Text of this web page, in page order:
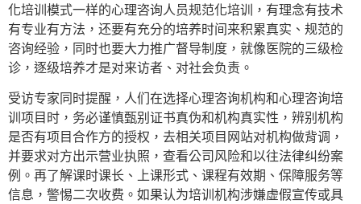
化培训模式一样的心理咨询人员规范化培训，有理念有技术
有专业有方法，还要有充分的培养时间来积累真实、规范的
咨询经验，同时也要大力推广督导制度，就像医院的三级检
诊，逐级培养才是对来访者、对社会负责。
受访专家同时提醒，人们在选择心理咨询机构和心理咨询培
训项目时，务必谨慎甄别证书真伪和机构真实性，辨别机构
是否有项目合作方的授权，去相关项目网站对机构做背调，
并要求对方出示营业执照，查看公司风险和以往法律纠纷案
例。再了解课时课长、上课形式、课程有效期、保障服务等
信息，警惕二次收费。如果认为培训机构涉嫌虚假宣传或具